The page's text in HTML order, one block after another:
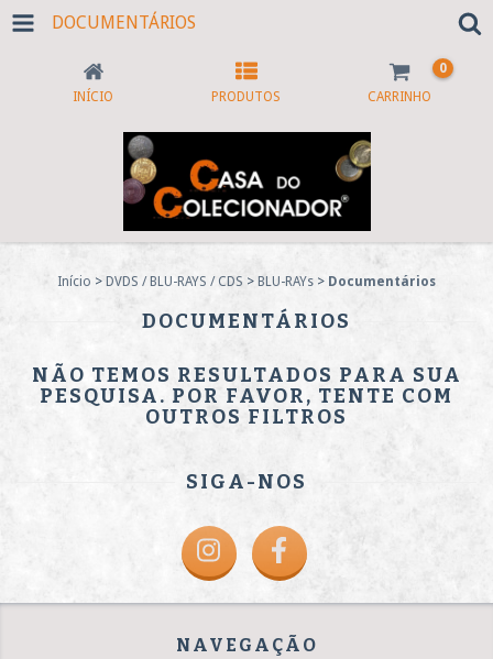
DOCUMENTÁRIOS
INÍCIO PRODUTOS CARRINHO
0
Início > DVDS / BLU-RAYS / CDS > BLU-RAYs > Documentários
DOCUMENTÁRIOS
NÃO TEMOS RESULTADOS PARA SUA
PESQUISA. POR FAVOR, TENTE COM
OUTROS FILTROS
SIGA-NOS
NAVEGAÇÃO